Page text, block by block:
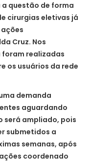
questão de forma
cirurgias eletivas já
Cruz. Nos
foram realizadas
os usuários da rede
demanda
aguardando
será ampliado, pois
submetidos a
semanas, após
coordenado